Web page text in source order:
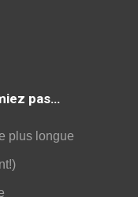
pas…
plus longue